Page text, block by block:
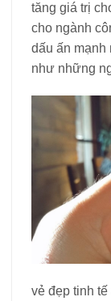
tăng giá trị
cho ngành
dấu ấn mạnh
như những
vẻ đẹp tinh